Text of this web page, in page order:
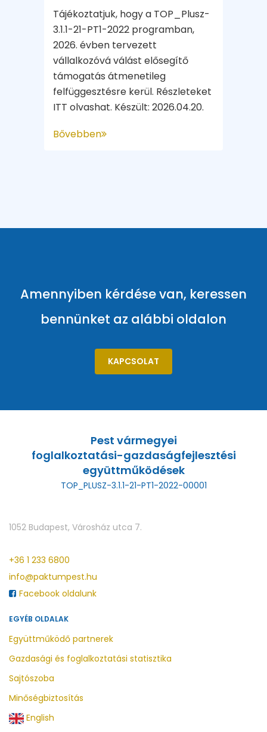
Tájékoztatjuk, hogy a TOP_Plusz-
3.1.1-21-PT1-2022 programban,
2026. évben tervezett
vállalkozóvá válást elősegítő
támogatás átmenetileg
felfüggesztésre kerül. Részleteket
ITT olvashat. Készült: 2026.04.20.
Bővebben
Amennyiben kérdése van, keressen
bennünket az alábbi oldalon
KAPCSOLAT
Pest vármegyei
foglalkoztatási-gazdaságfejlesztési
együttműködések
TOP_PLUSZ-3.1.1-21-PT1-2022-00001
1052 Budapest, Városház utca 7.
+36 1 233 6800
info@paktumpest.hu
Facebook oldalunk
EGYÉB OLDALAK
Együttműködő partnerek
Gazdasági és foglalkoztatási statisztika
Sajtószoba
Minőségbiztosítás
English